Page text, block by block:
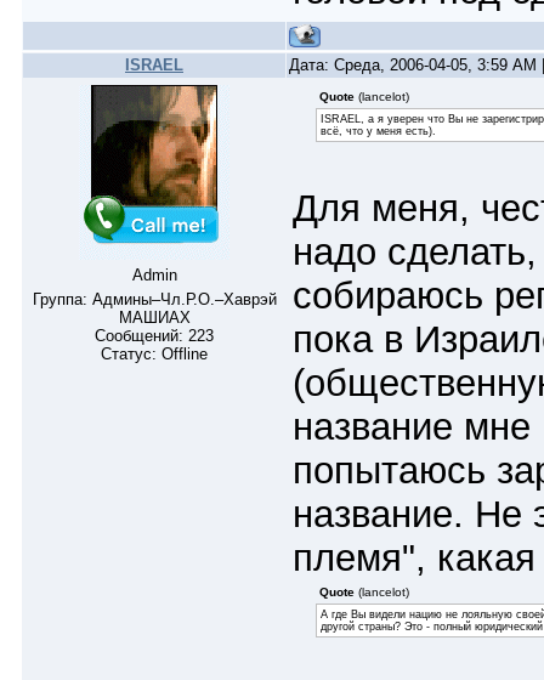
ISRAEL Дата: Среда, 2006-04-05, 3:59
Admin
Группа: Админы–Чл.Р.О.–Хаврэй
МАШИАХ
Сообщений: 223
Статус: Offline
Quote (lancelot)
ISRAEL, а я уверен что Вы не
всё, что у меня есть).
Для меня,
надо
собираюсь
пока в
название
попытаюсь
название. Не
племя",
Quote (lancelot)
А где Вы видели нацию не лояльную
другой страны? Это - полный